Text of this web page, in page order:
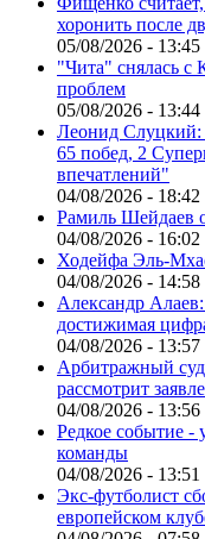
хоронить после
05/08/2026 - 13:45
"Чита" снялась с
проблем
05/08/2026 - 13:44
Леонид Слуцкий:
65 побед, 2
впечатлений"
04/08/2026 - 18:42
Рамиль Шейдаев
04/08/2026 - 16:02
Ходейфа Эль-
04/08/2026 - 14:58
Александр
достижимая
04/08/2026 - 13:57
Арбитражный суд
рассмотрит
04/08/2026 - 13:56
Редкое событие -
команды
04/08/2026 - 13:51
Экс-футболист
европейском